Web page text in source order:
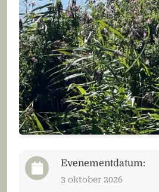
Evenementdatum:
3 oktober 2026